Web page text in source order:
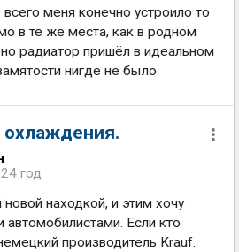
меня конечно устроило то
в те же места, как в родном
радиатор пришёл в идеальном
нигде не было.
охлаждения.
год
находкой, и этим хочу
автомобилистами. Если кто
производитель Krauf.